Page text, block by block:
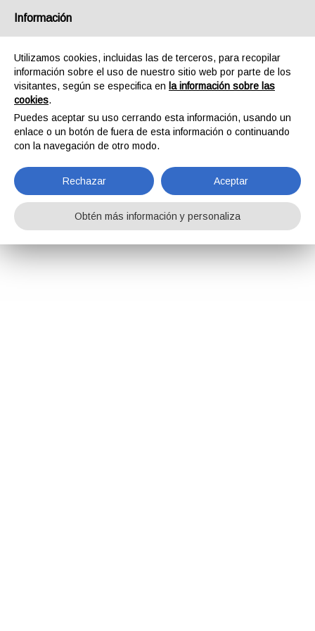
Información
Utilizamos cookies, incluidas las de terceros, para recopilar
información sobre el uso de nuestro sitio web por parte de los
visitantes, según se especifica en la información sobre las
cookies.
Puedes aceptar su uso cerrando esta información, usando un
enlace o un botón de fuera de esta información o continuando
con la navegación de otro modo.
Rechazar Aceptar
Obtén más información y personaliza